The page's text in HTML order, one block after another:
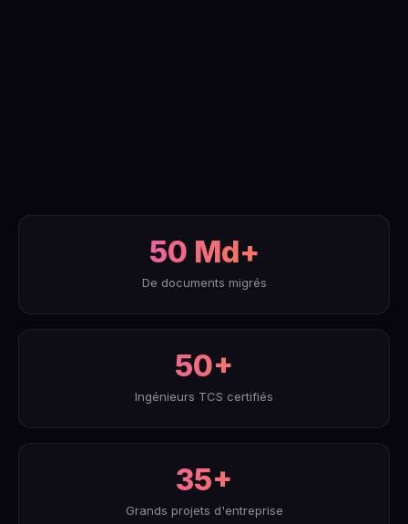
50 Md+
De documents migrés
50+
Ingénieurs TCS certifiés
35+
Grands projets d'entreprise